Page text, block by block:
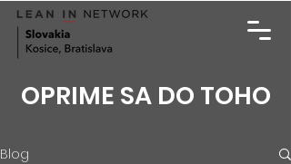
OPRIME SA DO TOHO
Blog